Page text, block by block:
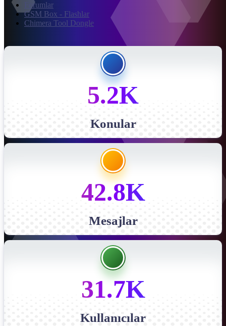
Forumlar
GSM Box - Flashlar
Chimera Tool Dongle
5.2K
Konular
42.8K
Mesajlar
31.7K
Kullanıcılar